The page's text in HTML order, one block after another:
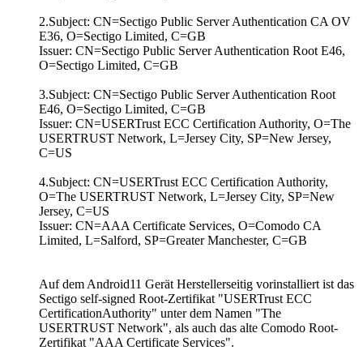
2.Subject: CN=Sectigo Public Server Authentication CA OV
E36, O=Sectigo Limited, C=GB
Issuer: CN=Sectigo Public Server Authentication Root E46,
O=Sectigo Limited, C=GB
3.Subject: CN=Sectigo Public Server Authentication Root
E46, O=Sectigo Limited, C=GB
Issuer: CN=USERTrust ECC Certification Authority, O=The
USERTRUST Network, L=Jersey City, SP=New Jersey,
C=US
4.Subject: CN=USERTrust ECC Certification Authority,
O=The USERTRUST Network, L=Jersey City, SP=New
Jersey, C=US
Issuer: CN=AAA Certificate Services, O=Comodo CA
Limited, L=Salford, SP=Greater Manchester, C=GB
Auf dem Android11 Gerät Herstellerseitig vorinstalliert ist das
Sectigo self-signed Root-Zertifikat "USERTrust ECC
CertificationAuthority" unter dem Namen "The
USERTRUST Network", als auch das alte Comodo Root-
Zertifikat "AAA Certificate Services".